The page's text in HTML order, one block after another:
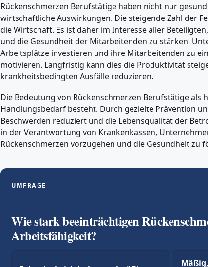
Rückenschmerzen Berufstätige haben nicht nur
wirtschaftliche Auswirkungen. Die steigende Zahl der
die Wirtschaft. Es ist daher im Interesse aller
und die Gesundheit der Mitarbeitenden zu stärken.
Arbeitsplätze investieren und ihre Mitarbeitenden zu
motivieren. Langfristig kann dies die Produktivität
krankheitsbedingten Ausfälle reduzieren.
Die Bedeutung von Rückenschmerzen Berufstätige als
Handlungsbedarf besteht. Durch gezielte Prävention
Beschwerden reduziert und die Lebensqualität der
in der Verantwortung von Krankenkassen,
Rückenschmerzen vorzugehen und die Gesundheit zu
UMFRAGE
Wie stark beeinträchtigen
Arbeitsfähigkeit?